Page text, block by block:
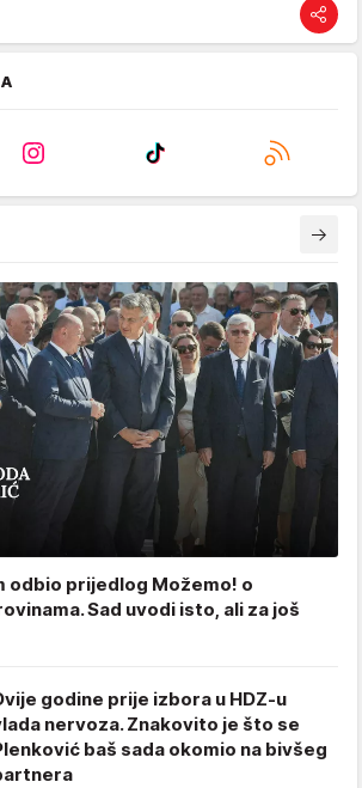
odbio prijedlog Možemo! o
Sad uvodi isto, ali za još
godine prije izbora u HDZ-u
nervoza. Znakovito je što se
baš sada okomio na bivšeg